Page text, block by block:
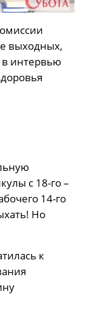
выходных,
в интервью
с 18-го –
14-го
Но
к